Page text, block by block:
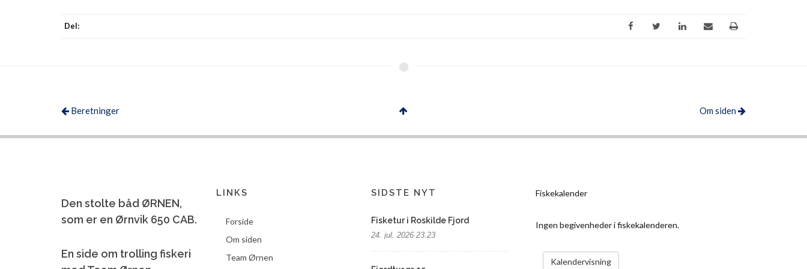
Del:
Beretninger Om siden
Den stolte båd ØRNEN,
som er en Ørnvik 650 CAB.
En side om trolling fiskeri
LINKS
Forside
Om siden
Team Ørnen
SIDSTE NYT
Fisketur i Roskilde Fjord
24. jul. 2026 23.23
Fiskekalender
Ingen begivenheder i fiskekalenderen.
Kalendervisning